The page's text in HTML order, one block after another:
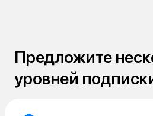
Предложите
уровней